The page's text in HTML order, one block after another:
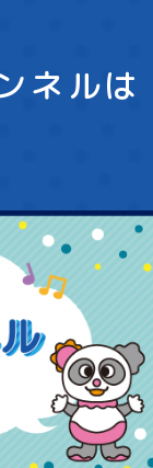
ネルは